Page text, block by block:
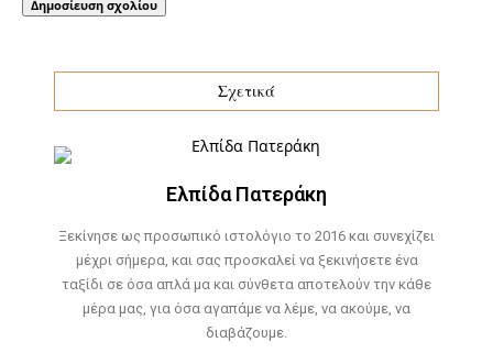
Σχετικά
Ελπίδα Πατεράκη
Ξεκίνησε ως προσωπικό ιστολόγιο το 2016 και συνεχίζει
μέχρι σήμερα, και σας προσκαλεί να ξεκινήσετε ένα
ταξίδι σε όσα απλά μα και σύνθετα αποτελούν την κάθε
μέρα μας, για όσα αγαπάμε να λέμε, να ακούμε, να
διαβάζουμε.